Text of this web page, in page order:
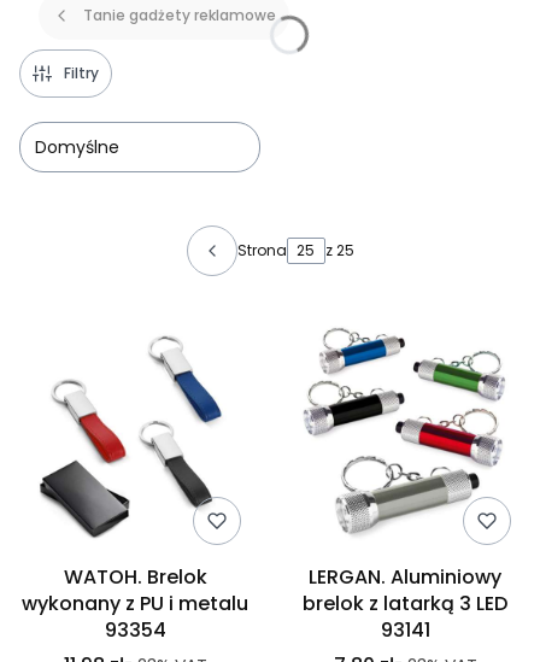
Tanie gadżety reklamowe
Filtry
Domyślne
Strona z 25
WATOH. Brelok
wykonany z PU i metalu
93354
LERGAN. Aluminiowy
brelok z latarką 3 LED
93141